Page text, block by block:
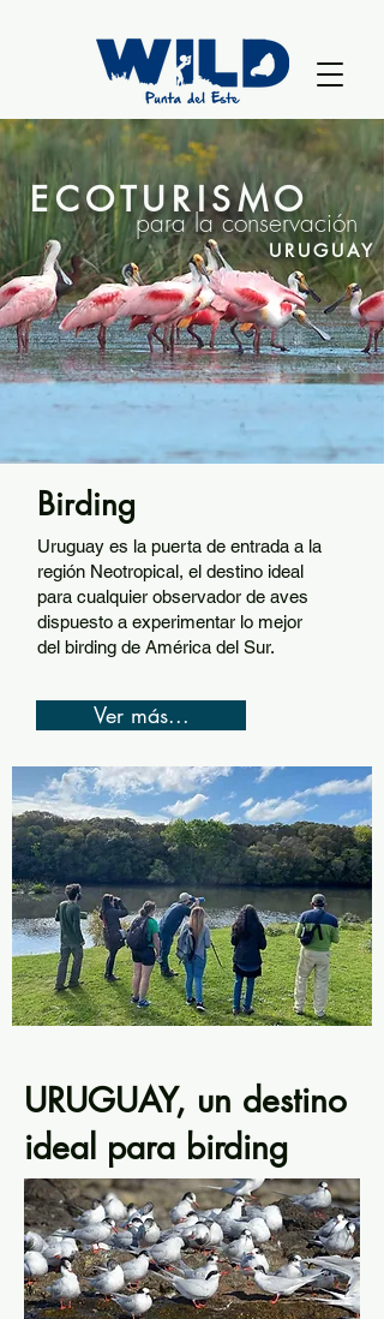
ECOTURISMO
para la conservación
URUGUAY
Birding
Uruguay es la puerta de entrada a la
región Neotropical, el destino ideal
para cualquier observador de aves
dispuesto a experimentar lo mejor
del birding de América del Sur.
Ver más...
URUGUAY, un destino
ideal para birding